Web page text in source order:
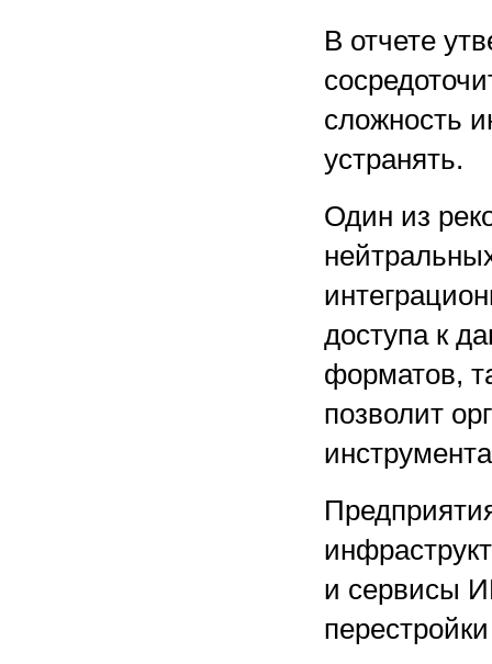
В отчете
сложность
устранять.
Один из
доступа к
форматов,
позволит
и сервисы